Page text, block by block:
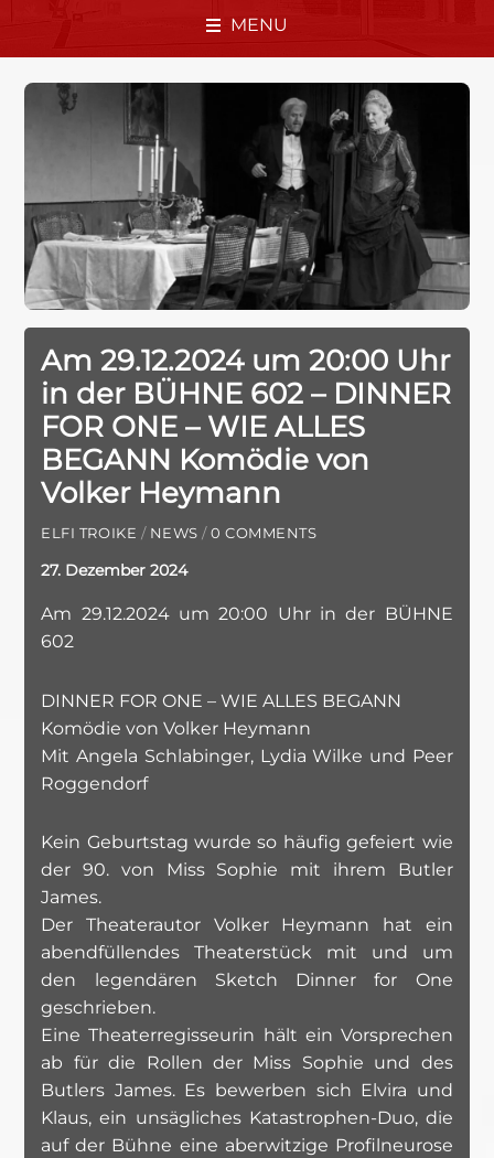
MENU
Am 29.12.2024 um 20:00 Uhr
in der BÜHNE 602 – DINNER
FOR ONE – WIE ALLES
BEGANN Komödie von
Volker Heymann
ELFI TROIKE / NEWS / 0 COMMENTS
27. Dezember 2024
Am 29.12.2024 um 20:00 Uhr in der BÜHNE
602
DINNER FOR ONE – WIE ALLES BEGANN
Komödie von Volker Heymann
Mit Angela Schlabinger, Lydia Wilke und Peer
Roggendorf
Kein Geburtstag wurde so häufig gefeiert wie
der 90. von Miss Sophie mit ihrem Butler
James.
Der Theaterautor Volker Heymann hat ein
abendfüllendes Theaterstück mit und um
den legendären Sketch Dinner for One
geschrieben.
Eine Theaterregisseurin hält ein Vorsprechen
ab für die Rollen der Miss Sophie und des
Butlers James. Es bewerben sich Elvira und
Klaus, ein unsägliches Katastrophen-Duo, die
auf der Bühne eine aberwitzige Profilneurose